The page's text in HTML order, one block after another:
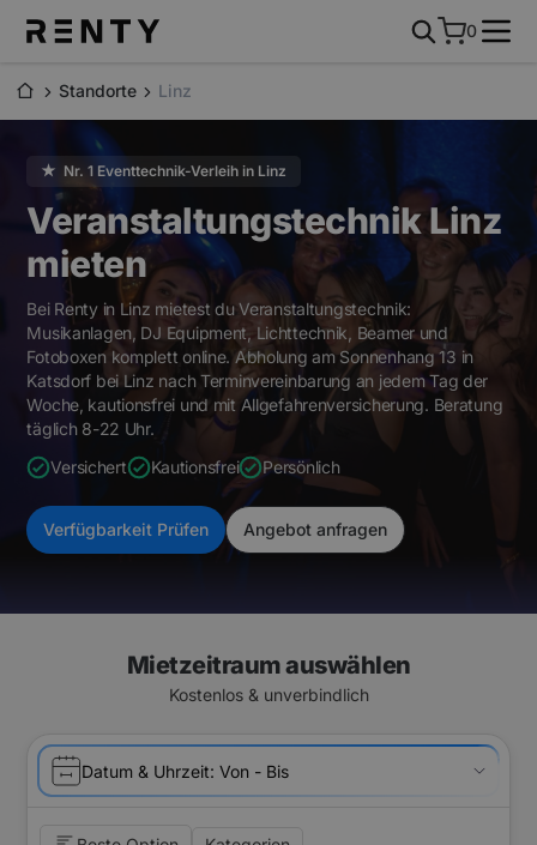
0
Standorte Linz
★ Nr. 1 Eventtechnik-Verleih in Linz
VeranstaltungstechnikLinz
mieten
Bei Renty in Linz mietest du Veranstaltungstechnik:
Musikanlagen, DJ Equipment, Lichttechnik, Beamer und
Fotoboxen komplett online. Abholung am Sonnenhang 13 in
Katsdorf bei Linz nach Terminvereinbarung an jedem Tag der
Woche, kautionsfrei und mit Allgefahrenversicherung. Beratung
täglich 8-22 Uhr.
Versichert
Kautionsfrei Persönlich
Verfügbarkeit Prüfen Angebot anfragen
Mietzeitraum auswählen
Kostenlos & unverbindlich